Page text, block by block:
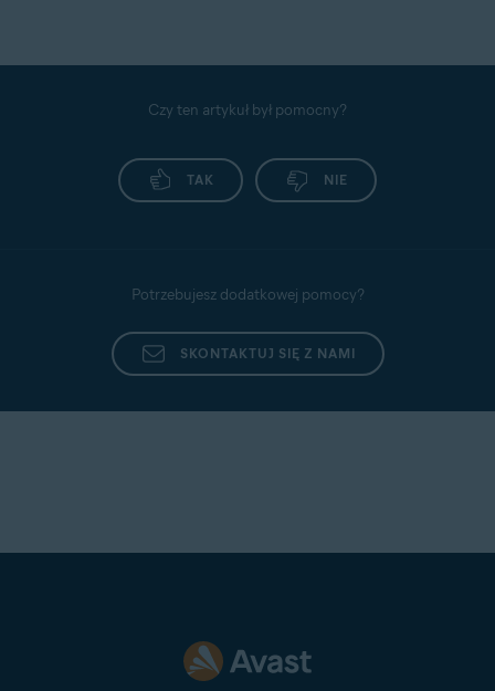
Czy ten artykuł był pomocny?
TAK NIE
Potrzebujesz dodatkowej pomocy?
SKONTAKTUJ SIĘ Z NAMI